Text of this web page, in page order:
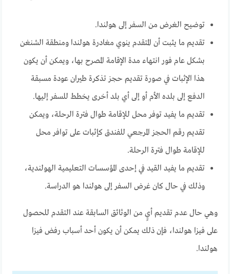
توضيح الغرض من السفر إلى هولندا.
تقديم ما يثبت أن المتقدم ينوي مغادرة هولندا ومنطقة الشنغن
بشكل عام فور انتهاء مدة الإقامة المصرح بها، ويمكن أن يكون
هذا الإثبات في صورة تقديم حجز تذكرة طيران عودة مسبقة
الدفع إلى بلده الأم أو إلى أي بلد أخرى يخطط للسفر إليها.
تقديم ما يفيد توفر محل للإقامة طوال فترة الرحلة، ويمكن
تقديم رقم الحجز المرجعي للفندق كإثبات على توافر محل
للإقامة طوال فترة الرحلة.
تقديم ما يفيد القيد في إحدى المؤسسات التعليمية الهولندية،
وذلك في حال كان غرض السفر إلى هولندا هو الدراسة.
وهي حال عدم تقديم أيٍ من الوثائق السابقة عند التقدم للحصول
على فيزا هولندا، فإن ذلك يمكن أن يكون أحد أسباب رفض فيزا
هولندا.